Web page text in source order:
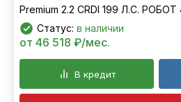
Статус: в наличии
от 46 518 ₽/мес.
В кредит